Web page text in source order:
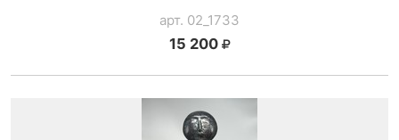
арт. 02_1733
15 200